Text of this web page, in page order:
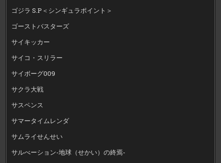
ゴジラ S.P＜シンギュラポイント＞
ゴーストバスターズ
サイキッカー
サイコ・スリラー
サイボーグ009
サクラ大戦
サスペンス
サマータイムレンダ
サムライせんせい
サルべーション-地球（せかい）の終焉-